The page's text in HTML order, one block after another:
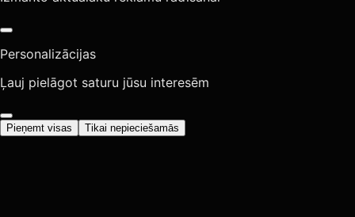
Personalizācijas
Ļauj pielāgot saturu jūsu interesēm
Pieņemt visas Tikai nepieciešamās